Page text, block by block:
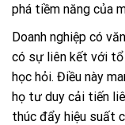
phá tiềm năng của
Doanh nghiệp có
có sự liên kết với tổ
học hỏi. Điều này
họ tư duy cải tiến
thúc đẩy hiệu suất